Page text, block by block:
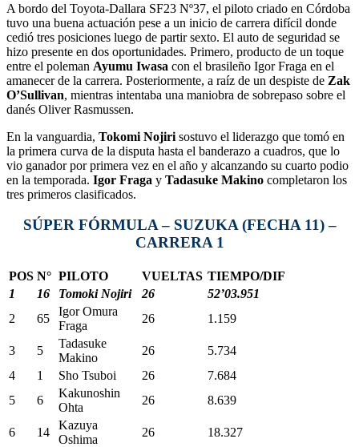
A bordo del Toyota-Dallara SF23 Nº37, el piloto criado en Córdoba
tuvo una buena actuación pese a un inicio de carrera difícil donde
cedió tres posiciones luego de partir sexto. El auto de seguridad se
hizo presente en dos oportunidades. Primero, producto de un toque
entre el poleman Ayumu Iwasa con el brasileño Igor Fraga en el
amanecer de la carrera. Posteriormente, a raíz de un despiste de Zak
O’Sullivan, mientras intentaba una maniobra de sobrepaso sobre el
danés Oliver Rasmussen.
En la vanguardia, Tokomi Nojiri sostuvo el liderazgo que tomó en
la primera curva de la disputa hasta el banderazo a cuadros, que lo
vio ganador por primera vez en el año y alcanzando su cuarto podio
en la temporada. Igor Fraga y Tadasuke Makino completaron los
tres primeros clasificados.
SÚPER FÓRMULA – SUZUKA (FECHA 11) –
CARRERA 1
POS N° PILOTO VUELTAS TIEMPO/DIF
1
16 Tomoki Nojiri 26
52’03.951
2
65
Igor Omura
Fraga
26 1.159
3 5
Tadasuke
Makino
26
5.734
4
1 Sho Tsuboi 26
7.684
5
6
Kakunoshin
Ohta
26 8.639
6 14
Kazuya
Oshima
26
18.327